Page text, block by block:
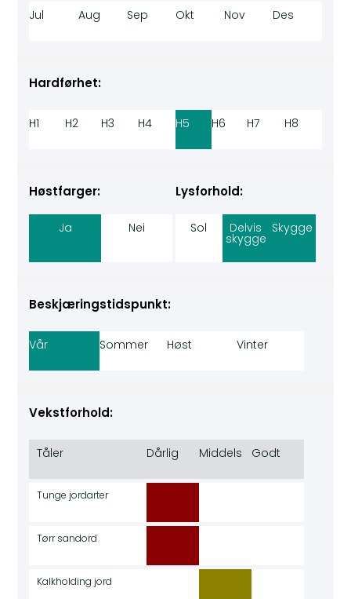
Jul Aug Sep Okt Nov Des
Hardførhet:
H1 H2 H3 H4 H5 H6 H7 H8
Høstfarger:
Ja Nei
Lysforhold:
Sol Delvis
skygge
Skygge
Beskjæringstidspunkt:
Vår Sommer Høst Vinter
Vekstforhold:
Tåler Dårlig Middels Godt
Tunge jordarter
Tørr sandord
Kalkholding jord